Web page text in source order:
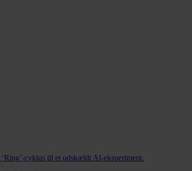
cyklus til et udskældt AI-eksperiment.